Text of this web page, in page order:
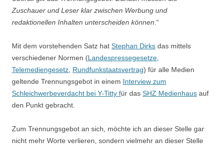
Zuschauer und Leser klar zwischen Werbung und
redaktionellen Inhalten unterscheiden können .“
Mit dem vorstehenden Satz hat Stephan Dirks das mittels
verschiedener Normen (Landespressegesetze
Telemediengesetz Rundfunkstaatsvertrag) für alle Medien
geltende Trennungsgebot in einem Interview zum
Schleichwerbeverdacht bei Y-Titty für das SHZ Medienhaus auf
den Punkt gebracht.
Zum Trennungsgebot an sich, möchte ich an dieser Stelle gar
nicht mehr Worte verlieren, sondern vielmehr an dieser Stelle